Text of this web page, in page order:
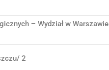
– Wydział w Warszawie
2